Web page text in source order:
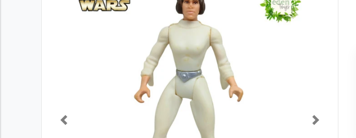
Previous Next